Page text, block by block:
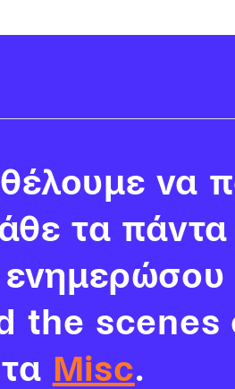
να
τα πάντα
ενημερώσου
the scenes
Misc.